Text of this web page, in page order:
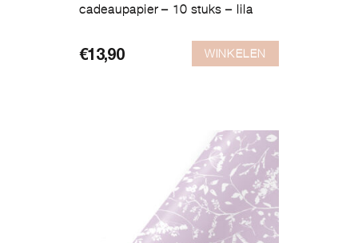
cadeaupapier – 10 stuks – lila
€13,90 WINKELEN